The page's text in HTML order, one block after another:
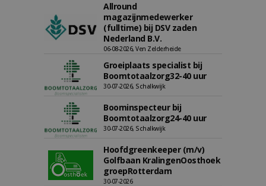
Allround
magazijnmedewerker
(fulltime) bij DSV zaden
Nederland B.V.
06-08-2026, Ven Zelderheide
Groeiplaats specialist bij
Boomtotaalzorg32-40 uur
30-07-2026, Schalkwijk
Boominspecteur bij
Boomtotaalzorg24-40 uur
30-07-2026, Schalkwijk
Hoofdgreenkeeper (m/v)
Golfbaan KralingenOosthoek
groepRotterdam
30-07-2026